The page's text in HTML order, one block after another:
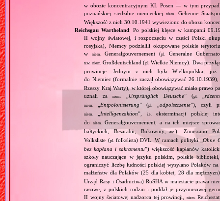
w obozie koncentracyjnym KL Posen — w tym
poznańskiej siedzibie niemieckiejniem.
Geheime
Większość z nich 30.10.1941 wywieziono do obozu
Reichsgau Wartheland : Po polskiej klęsce w kampanii
II wojny światowej, i rozpoczęciu w części Polski
rosyjska), Niemcy podzielili okupowane polskie
wniem. Generalgouvernement (pl. Generalne
tzw. niem. Großdeutschland (pl. Wielkie Niemcy). Dwa
prowincje. Jednym z nich była Wielkopolska, już
do Niemiec (formalnie zaczął obowiązywać
Rzeszy Kraj Warty), w której obowiązywać miało prawo
uznali zaniem. Ursprünglich Deutsche” (pl.
niem. Entpolonisierung” (pl. odpolszczenie”), czyli
niem. Intelligenzaktion”, i.e.
eksterminacji polskiej
doniem.
Generalgouvernement, a na ich miejsce
bałtyckich, Besarabii, Bukowiny, etc.). Zmuszano
Volksliste (pl. folkslista) DVL. W ramach polityki „Ohne
bez kapłana i sakramentu”) większość kapłanów
szkoły nauczające w języku polskim, polskie
ograniczyć liczbę ludności polskiej wysyłano Polaków
małżeństw dla Polaków (25 dla kobiet, 28 dla
Urząd Rasy i Osadnictwa) RuSHA w majestacie prawa
rasowe, z polskich rodzin i poddał je przymusowej
II wojny światowej nadzorca tej prowincji,
niem.